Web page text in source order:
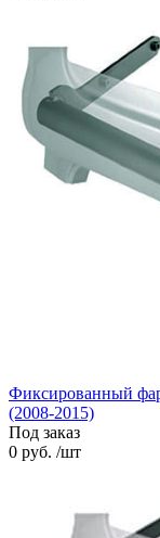
Фиксированный
(2008-2015)
Под заказ
0 руб. /шт